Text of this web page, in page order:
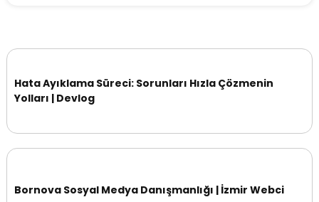
Hata Ayıklama Süreci: Sorunları Hızla Çözmenin
Yolları | Devlog
Bornova Sosyal Medya Danışmanlığı | İzmir Webci